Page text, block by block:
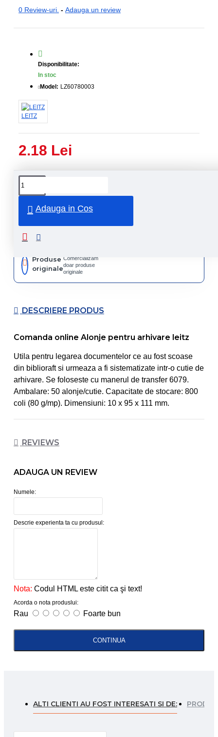
0 Review-uri. - Adauga un review
2.18 Lei
Disponibilitate:
In stoc
Model: LZ60780003
LEITZ
Adauga in Cos
curier
Produse
originale
Comercializam
doar produse
originale
DESCRIERE PRODUS
Comanda online Alonje pentru arhivare leitz
Utila pentru legarea documentelor ce au fost scoase
din biblioraft si urmeaza a fi sistematizate intr-o cutie de
arhivare. Se foloseste cu manerul de transfer 6079.
Ambalare: 50 alonje/cutie. Capacitate de stocare: 800
coli (80 g/mp). Dimensiuni: 10 x 95 x 111 mm.
REVIEWS
ADAUGA UN REVIEW
Numele:
Descrie experienta ta cu produsul:
Nota: Codul HTML este citit ca şi text!
Acorda o nota produslui:
Rau Foarte bun
CONTINUA
ALTI CLIENTI AU FOST INTERESATI SI DE: